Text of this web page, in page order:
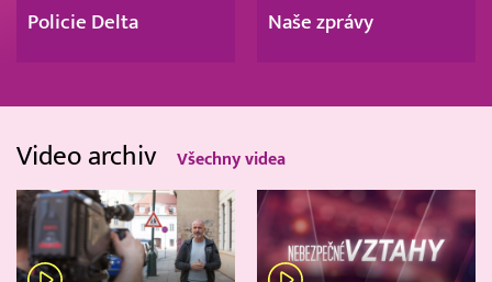
Policie Delta Naše zprávy
Video archiv Všechny videa